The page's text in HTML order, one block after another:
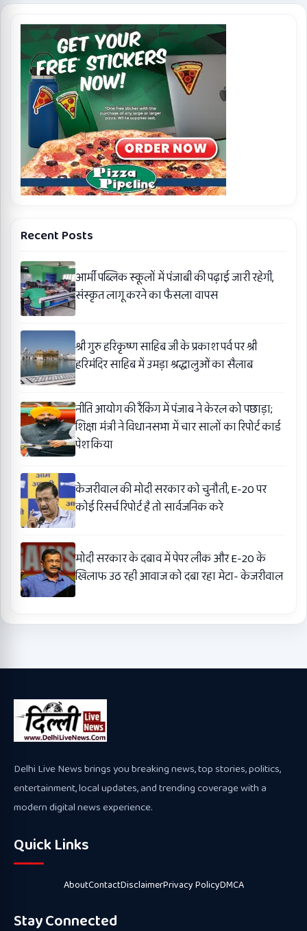
Recent Posts
आर्मी पब्लिक स्कूलों में पंजाबी की पढ़ाई जारी रहेगी,
संस्कृत लागू करने का फैसला वापस
श्री गुरु हरिकृष्ण साहिब जी के प्रकाश पर्व पर श्री
हरिमंदिर साहिब में उमड़ा श्रद्धालुओं का सैलाब
नीति आयोग की रैंकिंग में पंजाब ने केरल को पछाड़ा;
शिक्षा मंत्री ने विधानसभा में चार सालों का रिपोर्ट कार्ड
पेश किया
केजरीवाल की मोदी सरकार को चुनौती, E-20 पर
कोई रिसर्च रिपोर्ट है तो सार्वजनिक करे
मोदी सरकार के दबाव में पेपर लीक और E-20 के
खिलाफ उठ रही आवाज को दबा रहा मेटा- केजरीवाल
Delhi Live News brings you breaking news, top stories, politics,
entertainment, local updates, and trending coverage with a
modern digital news experience.
Quick Links
AboutContactDisclaimerPrivacy PolicyDMCA
Stay Connected